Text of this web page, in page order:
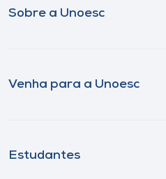
Sobre a Unoesc
Venha para a Unoesc
Estudantes